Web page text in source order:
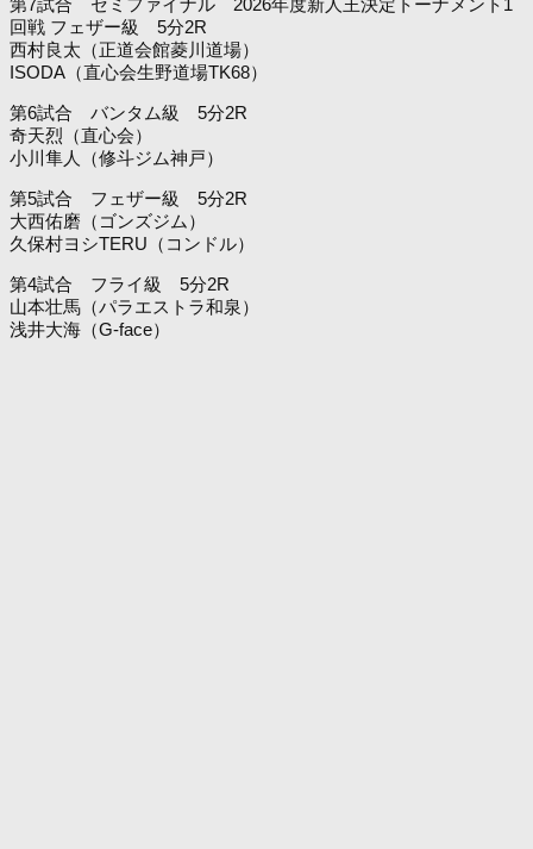
第7試合 セミファイナル 2026年度新人王決定トーナメント1
回戦 フェザー級 5分2R
西村良太（正道会館菱川道場）
ISODA（直心会生野道場TK68）
第6試合 バンタム級 5分2R
奇天烈（直心会）
小川隼人（修斗ジム神戸）
第5試合 フェザー級 5分2R
大西佑磨（ゴンズジム）
久保村ヨシTERU（コンドル）
第4試合 フライ級 5分2R
山本壮馬（パラエストラ和泉）
浅井大海（G-face）